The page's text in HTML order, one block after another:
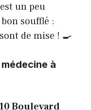
un peu
soufflé :
de mise ! 🍳
à
Boulevard